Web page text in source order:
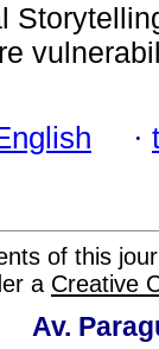
·
of this
a Creative
Av.